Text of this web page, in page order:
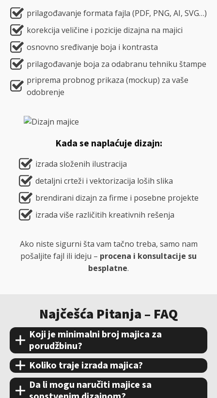
prilagođavanje formata fajla (PDF, PNG, AI, SVG…)
korekcija veličine i pozicije dizajna na majici
osnovno sređivanje boja i kontrasta
prilagođavanje boja za odabranu tehniku štampe
priprema probnog prikaza (mockup) za vaše
odobrenje
Kada se naplaćuje dizajn:
izrada složenih ilustracija
detaljni crteži i vektorizacija loših slika
brendirani dizajn za firme i posebne projekte
izrada više različitih kreativnih rešenja
Ako niste sigurni šta vam tačno treba, samo nam
pošaljite fajl ili ideju – procena i konsultacije su
besplatne.
Najčešća Pitanja – FAQ
Koji je minimalni broj majica za
porudžbinu?
Koliko traje izrada majica?
Da li mogu naručiti majice sa